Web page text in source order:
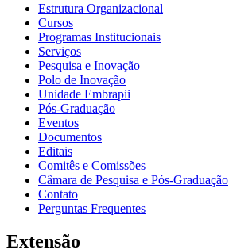
Estrutura Organizacional
Cursos
Programas Institucionais
Serviços
Pesquisa e Inovação
Polo de Inovação
Unidade Embrapii
Pós-Graduação
Eventos
Documentos
Editais
Comitês e Comissões
Câmara de Pesquisa e Pós-Graduação
Contato
Perguntas Frequentes
Extensão